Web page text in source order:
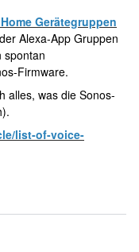
Gerätegruppen
Alexa-App Gruppen
spontan
Firmware.
alles, was die Sonos-
list-of-voice-